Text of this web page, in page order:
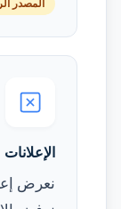
المصدر
الإعلانات
نعرض